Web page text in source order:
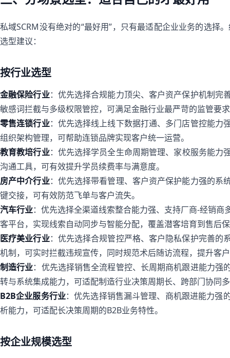
私域SCRM没有绝对的“最好用”，只有最适配企业业务的选择
选型建议：
按行业选型
金融保险行业：优先选择合规能力顶尖、客户资产保护机制完
敏感词拦截与多级权限管控，可满足金融行业最严苛的监管要
零售连锁行业：优先选择线上线下数据打通、多门店管控能力
组织架构管理，可帮助连锁品牌实现客户统一运营。
教育教培行业：优先选择学员全生命周期管理、家校服务能力
沟通工具，可有效提升学员续费率与满意度。
房产中介行业：优先选择带看管理、客户资产保护能力强的系
键交接，可有效防范飞单与客户流失。
汽车行业：优先选择全渠道线索整合能力强、支持厂商-经销
客平台，实现线索自动同步与智能分配，覆盖潜客培育到售后
医疗美业行业：优先选择合规管控严格、客户隐私保护完善的
机制，可实时拦截违规宣传，同时规范术后随访流程，提升客
制造行业：优先选择销售全流程管控、长周期商机跟进能力强
转与系统集成能力，可适配制造行业决策周期长、跨部门协同
B2B企业服务行业：优先选择销售漏斗管理、商机跟进能力强
析能力，可适配长决策周期的B2B业务特性。
按企业规模选型